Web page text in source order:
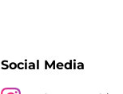
Social Media